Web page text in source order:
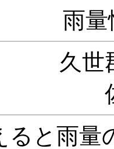
雨量
久世
ると雨量